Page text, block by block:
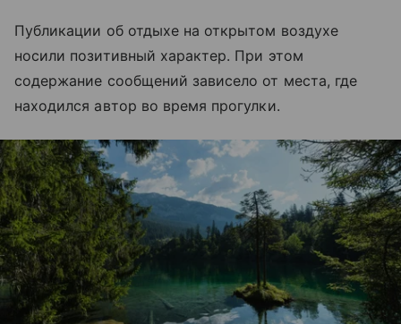
Публикации об отдыхе на открытом воздухе
носили позитивный характер. При этом
содержание сообщений зависело от места, где
находился автор во время прогулки.